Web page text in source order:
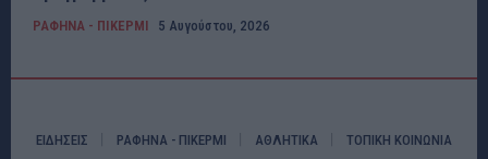
ΡΑΦΗΝΑ - ΠΙΚΕΡΜΙ 5 Αυγούστου, 2026
ΕΙΔΗΣΕΙΣ ΡΑΦΗΝΑ - ΠΙΚΕΡΜΙ ΑΘΛΗΤΙΚΑ ΤΟΠΙΚΗ ΚΟΙΝΩΝΙΑ